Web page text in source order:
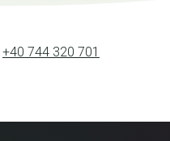
+40 744 320 701